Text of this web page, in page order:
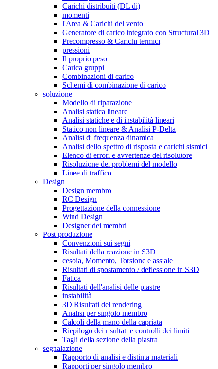
Carichi distribuiti (DL di)
momenti
l'Area & Carichi del vento
Generatore di carico integrato con Structural 3D
Precompresso & Carichi termici
pressioni
Il proprio peso
Carica gruppi
Combinazioni di carico
Schemi di combinazione di carico
soluzione
Modello di riparazione
Analisi statica lineare
Analisi statiche e di instabilità lineari
Statico non lineare & Analisi P-Delta
Analisi di frequenza dinamica
Analisi dello spettro di risposta e carichi sismici
Elenco di errori e avvertenze del risolutore
Risoluzione dei problemi del modello
Linee di traffico
Design
Design membro
RC Design
Progettazione della connessione
Wind Design
Designer dei membri
Post produzione
Convenzioni sui segni
Risultati della reazione in S3D
cesoia, Momento, Torsione e assiale
Risultati di spostamento / deflessione in S3D
Fatica
Risultati dell'analisi delle piastre
instabilità
3D Risultati del rendering
Analisi per singolo membro
Calcoli della mano della capriata
Riepilogo dei risultati e controlli dei limiti
Tagli della sezione della piastra
segnalazione
Rapporto di analisi e distinta materiali
Rapporti per singolo membro